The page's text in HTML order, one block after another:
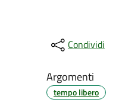
Condividi
Argomenti
tempo libero